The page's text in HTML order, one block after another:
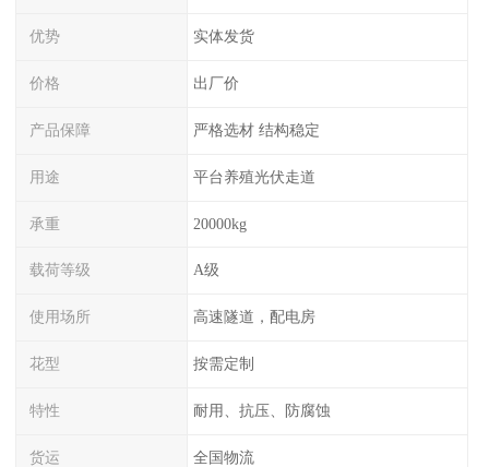
优势 实体发货
价格 出厂价
产品保障 严格选材 结构稳定
用途 平台养殖光伏走道
承重 20000kg
载荷等级 A级
使用场所 高速隧道，配电房
花型 按需定制
特性 耐用、抗压、防腐蚀
货运 全国物流